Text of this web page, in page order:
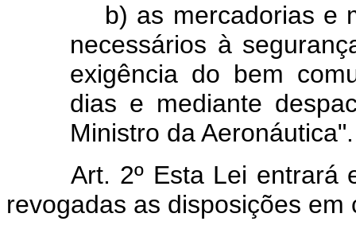
b) as mercadorias e
necessários à
exigência do bem
dias e mediante
Ministro da Aeronáutica".
Art. 2º Esta Lei entrará
revogadas as disposições em